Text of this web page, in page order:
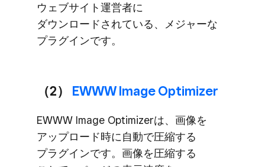
ウェブサイト運営者に​
ダウンロードされている、​メジャーな​
プラグインです。
（2）​ EWWW Image Optimizer
EWWW Image Optimizerは、​画像を​
アップロード時に​自動で​圧縮する​
プラグインです。​画像を​圧縮する​